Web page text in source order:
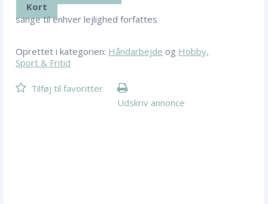
Kort
sange til enhver lejlighed forfattes
Oprettet i kategorien: Håndarbejde og Hobby,
Sport & Fritid
Tilføj til favoritter
Udskriv annonce